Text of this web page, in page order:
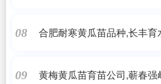
08
合肥耐寒黄瓜苗品种,长丰育
09
黄梅黄瓜苗育苗公司,蕲春强